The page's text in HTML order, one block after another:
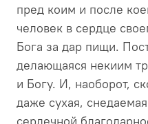
пред коим и после
человек в сердце
Бога за дар пищи.
делающаяся некиим
и Богу. И, наоборот,
даже сухая,
сердечной